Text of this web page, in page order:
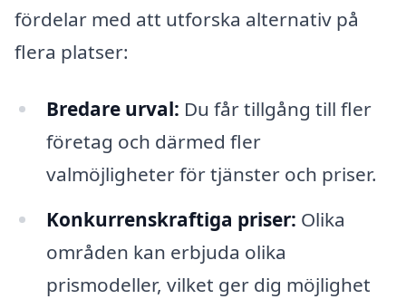
fördelar med att utforska alternativ på
flera platser:
Bredare urval: Du får tillgång till fler
företag och därmed fler
valmöjligheter för tjänster och priser.
Konkurrenskraftiga priser: Olika
områden kan erbjuda olika
prismodeller, vilket ger dig möjlighet